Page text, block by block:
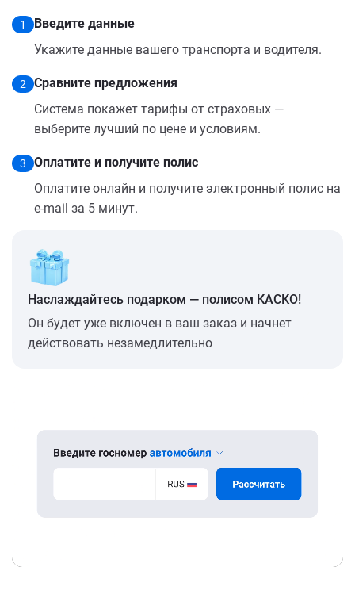
1
Введите данные
Укажите данные вашего транспорта и водителя.
2
Сравните предложения
Система покажет тарифы от страховых —
выберите лучший по цене и условиям.
3
Оплатите и получите полис
Оплатите онлайн и получите электронный полис на
e-mail за 5 минут.
Наслаждайтесь подарком — полисом КАСКО!
Он будет уже включен в ваш заказ и начнет
действовать незамедлительно